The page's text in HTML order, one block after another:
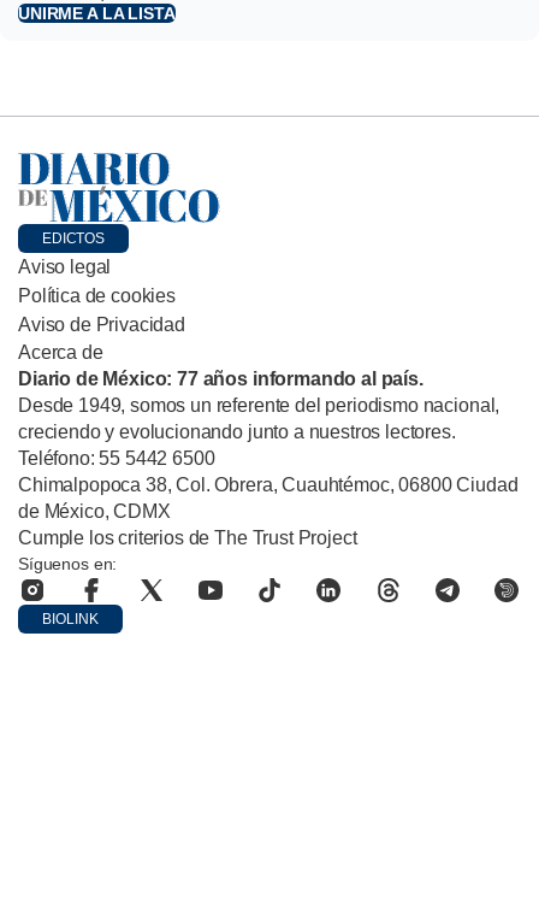
UNIRME A LA LISTA
EDICTOS
Aviso legal
Política de cookies
Aviso de Privacidad
Acerca de
Diario de México: 77 años informando al país.
Desde 1949, somos un referente del periodismo nacional,
creciendo y evolucionando junto a nuestros lectores.
Teléfono: 55 5442 6500
Chimalpopoca 38, Col. Obrera, Cuauhtémoc, 06800 Ciudad
de México, CDMX
Cumple los criterios de The Trust Project
Síguenos en:
BIOLINK